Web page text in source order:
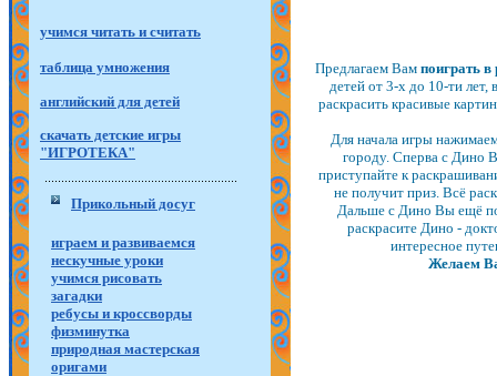
учимся читать и считать
таблица умножения
английский для детей
скачать детские игры
"ИГРОТЕКА"
Прикольный досуг
играем и развиваемся
нескучные уроки
учимся рисовать
загадки
ребусы и кроссворды
физминутка
природная мастерская
оригами
Предлагаем Вам поиграть
детей от 3-х до 10-ти
раскрасить красивые
Для начала игры
городу. Сперва с Дино
приступайте к
не получит приз. Всё
Дальше с Дино Вы ещё
раскрасите Дино -
интересное
Желаем